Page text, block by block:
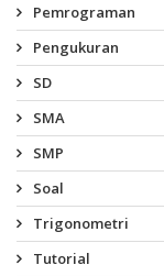
Pemrograman
Pengukuran
SD
SMA
SMP
Soal
Trigonometri
Tutorial